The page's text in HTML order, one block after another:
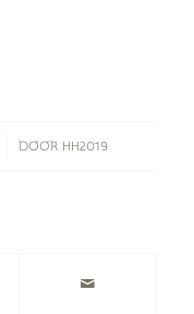
DOOR HH2019